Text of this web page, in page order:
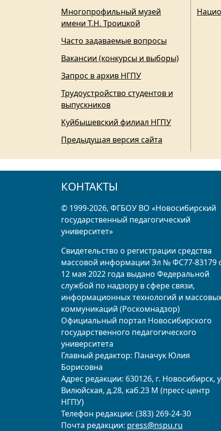
Многопрофильный музей
имени Т.Н. Троицкой
Часто задаваемые вопросы
Вакансии (конкурсы и выборы)
Запрос в архив НГПУ
Трудоустройство студентов и
выпускников
Куйбышевский филиал НГПУ
Предыдущая версия сайта
КОНТАКТЫ
© 1999-2026, ФГБОУ ВО «Новосибирский
государственный педагогический
университет»
Свидетельство о регистрации средства
массовой информации Эл № ФС77-83179
12 мая 2022 года выдано Федеральной
службой по надзору в сфере связи,
информационных технологий и
коммуникаций (Роскомнадзор)
Официальный портал Новосибирского
государственного педагогического
университета
Главный редактор: Паначук Юлия
Борисовна
Адрес редакции: 630126, г. Новосибирск,
Вилюйская, д.28, каб.23 М (пресс-центр
НГПУ)
Телефон редакции: (383) 269-24-30
Почта редакции: press@nspu.ru